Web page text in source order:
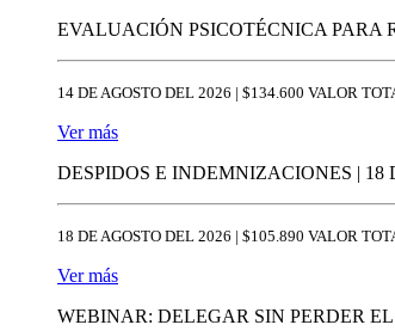
EVALUACIÓN PSICOTÉCNICA PARA
14 DE AGOSTO DEL 2026 | $134.600 VALOR
Ver más
DESPIDOS E INDEMNIZACIONES | 18
18 DE AGOSTO DEL 2026 | $105.890 VALOR
Ver más
WEBINAR: DELEGAR SIN PERDER